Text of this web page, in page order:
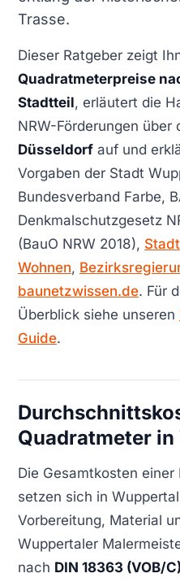
Trasse.
Dieser Ratgeber zeigt
Quadratmeterpreise
Stadtteil, erläutert die
NRW-Förderungen über
Düsseldorf auf und
Vorgaben der Stadt
Bundesverband Farbe,
Denkmalschutzgesetz
(BauO NRW 2018),
Wohnen,
baunetzwissen.de. Für
Überblick siehe unseren
Guide.
Quadratmeter
Die Gesamtkosten
setzen sich in
Vorbereitung, Material
Wuppertaler
nach DIN 18363 (VOB/C)